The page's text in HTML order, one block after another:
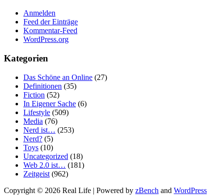
Anmelden
Feed der Einträge
Kommentar-Feed
WordPress.org
Kategorien
Das Schöne an Online (27)
Definitionen (35)
Fiction (52)
In Eigener Sache (6)
Lifestyle (509)
Media (76)
Nerd ist… (253)
Nerd? (5)
Toys (10)
Uncategorized (18)
Web 2.0 ist… (181)
Zeitgeist (962)
Copyright © 2026 Real Life | Powered by zBench and WordPress